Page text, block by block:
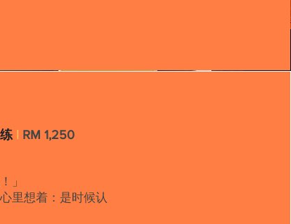
RM 1,250
」
里想着：是时候认